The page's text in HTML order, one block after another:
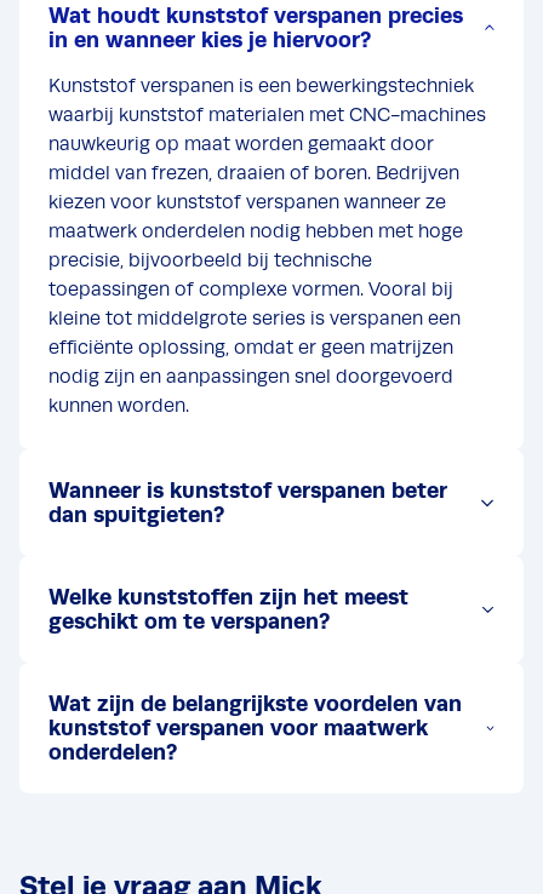
Wat houdt kunststof verspanen precies
in en wanneer kies je hiervoor?
Kunststof verspanen is een bewerkingstechniek
waarbij kunststof materialen met CNC-machines
nauwkeurig op maat worden gemaakt door
middel van frezen, draaien of boren. Bedrijven
kiezen voor kunststof verspanen wanneer ze
maatwerk onderdelen nodig hebben met hoge
precisie, bijvoorbeeld bij technische
toepassingen of complexe vormen. Vooral bij
kleine tot middelgrote series is verspanen een
efficiënte oplossing, omdat er geen matrijzen
nodig zijn en aanpassingen snel doorgevoerd
kunnen worden.
Wanneer is kunststof verspanen beter
dan spuitgieten?
Welke kunststoffen zijn het meest
geschikt om te verspanen?
Wat zijn de belangrijkste voordelen van
kunststof verspanen voor maatwerk
onderdelen?
Stel je vraag aan Mick